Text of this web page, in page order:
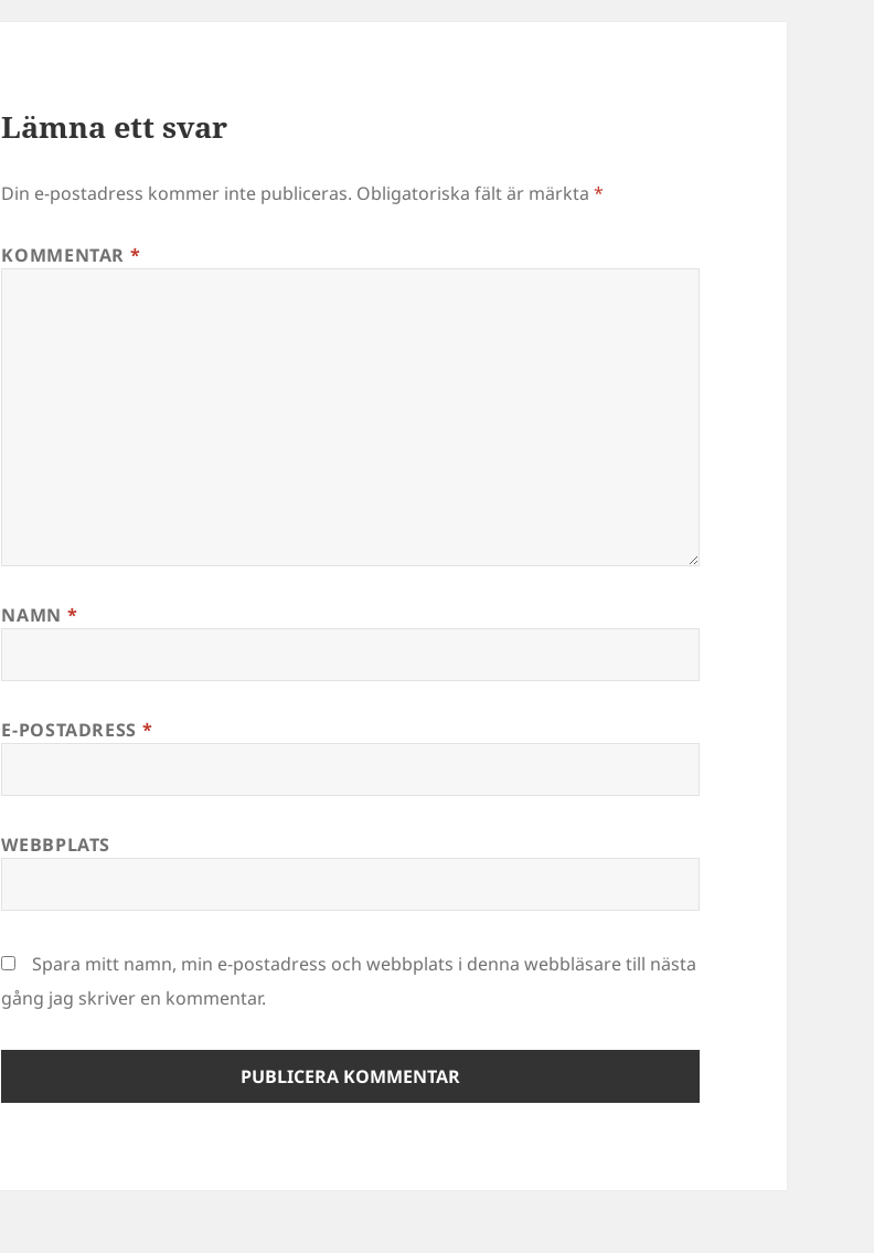
Lämna ett svar
Din e-postadress kommer inte publiceras. Obligatoriska fält är märkta*
KOMMENTAR *
NAMN *
E-POSTADRESS *
WEBBPLATS
Spara mitt namn, min e-postadress och webbplats i denna webbläsare till nästa
gång jag skriver en kommentar.